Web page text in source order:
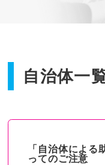
やさしいにほん
自治体一
「自治体による
ってのご注意